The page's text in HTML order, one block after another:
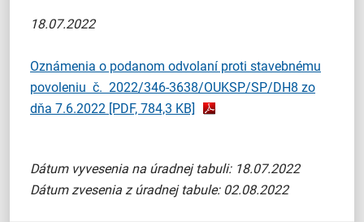
18.07.2022
Oznámenia o podanom odvolaní proti stavebnému
povoleniu č. 2022/346-3638/OUKSP/SP/DH8 zo
dňa 7.6.2022 [PDF, 784,3 KB]
Dátum vyvesenia na úradnej tabuli: 18.07.2022
Dátum zvesenia z úradnej tabule: 02.08.2022